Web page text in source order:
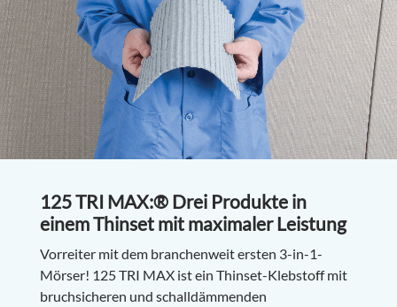
125 TRI MAX:® Drei Produkte in
einem Thinset mit maximaler Leistung
Vorreiter mit dem branchenweit ersten 3-in-1-
Mörser! 125 TRI MAX ist ein Thinset-Klebstoff mit
bruchsicheren und schalldämmenden